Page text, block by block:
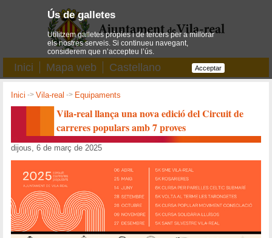
Inici Mapa web Castellano
Inici ->Vila-real -> Equipaments
Vila-real llança una nova edició del Circuit de
carreres populars amb 7 proves
dijous, 6 de març de 2025
Ús de galletes
Utilitzem galletes pròpies i de tercers per a millorar
els nostres serveis. Si continueu navegant,
considerem que n’accepteu l’ús.
Acceptar